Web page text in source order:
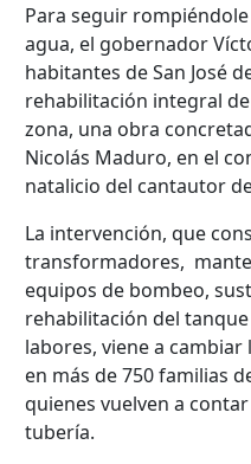
Para seguir
agua, el gobernador
habitantes de San José
rehabilitación integral
zona, una obra
Nicolás Maduro, en el
natalicio del cantautor
La intervención, que
transformadores,
equipos de bombeo,
rehabilitación del
labores, viene a
en más de 750 familias
quienes vuelven a
tubería.